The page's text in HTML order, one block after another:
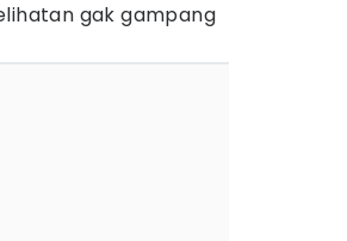
gak gampang